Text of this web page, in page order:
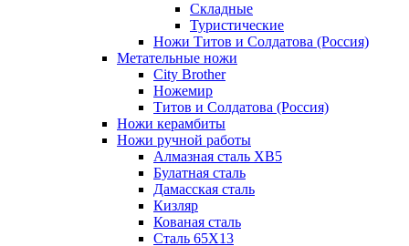
Складные
Туристические
Ножи Титов и Солдатова (Россия)
Метательные ножи
City Brother
Ножемир
Титов и Солдатова (Россия)
Ножи керамбиты
Ножи ручной работы
Алмазная сталь ХВ5
Булатная сталь
Дамасская сталь
Кизляр
Кованая сталь
Сталь 65Х13